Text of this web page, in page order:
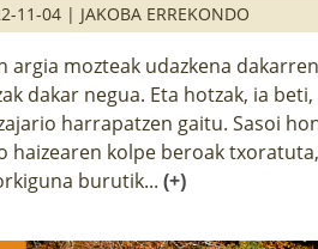
11-04 | JAKOBA ERREKONDO
argia mozteak udazkena
dakar negua. Eta hotzak, ia beti,
harrapatzen gaitu. Sasoi
haizearen kolpe beroak txoratuta,
burutik... (+)